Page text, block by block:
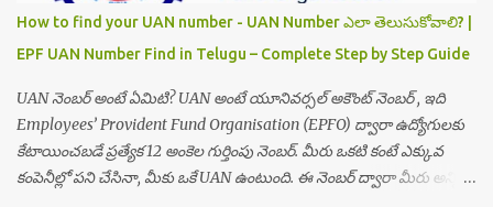
How to find your UAN number - UAN Number ఎలా తెలుసుకోవాలి? |
EPF UAN Number Find in Telugu – Complete Step by Step Guide
UAN నెంబర్ అంటే ఏమిటి? UAN అంటే యూనివర్సల్ అకౌంట్ నెంబర్ , ఇది
Employees’ Provident Fund Organisation (EPFO) ద్వారా ఉద్యోగులకు
కేటాయించబడే ప్రత్యేక 12 అంకెల గుర్తింపు నెంబర్. మీరు ఒకటి కంటే ఎక్కువ
కంపెనీల్లో పని చేసినా, మీకు ఒకే UAN ఉంటుంది. ఈ నెంబర్ ద్వారా మీరు అన్ని